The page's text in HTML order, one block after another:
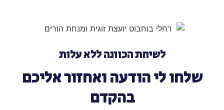
לשיחת הכוונה ללא עלות
שלחו לי הודעה ואחזור אליכם
בהקדם